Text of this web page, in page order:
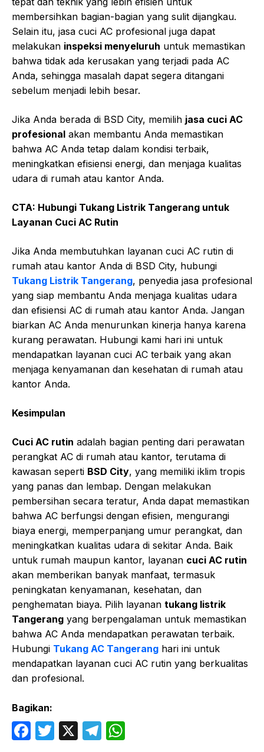
membersihkan bagian-bagian yang sulit dijangkau.
Selain itu, jasa cuci AC profesional juga dapat
melakukan inspeksi menyeluruh untuk memastikan
bahwa tidak ada kerusakan yang terjadi pada AC
Anda, sehingga masalah dapat segera ditangani
sebelum menjadi lebih besar.
Jika Anda berada di BSD City, memilih jasa cuci AC
profesional akan membantu Anda memastikan
bahwa AC Anda tetap dalam kondisi terbaik,
meningkatkan efisiensi energi, dan menjaga kualitas
udara di rumah atau kantor Anda.
CTA: Hubungi Tukang Listrik Tangerang untuk
Layanan Cuci AC Rutin
Jika Anda membutuhkan layanan cuci AC rutin di
rumah atau kantor Anda di BSD City, hubungi
Tukang Listrik Tangerang, penyedia jasa profesional
yang siap membantu Anda menjaga kualitas udara
dan efisiensi AC di rumah atau kantor Anda. Jangan
biarkan AC Anda menurunkan kinerja hanya karena
kurang perawatan. Hubungi kami hari ini untuk
mendapatkan layanan cuci AC terbaik yang akan
menjaga kenyamanan dan kesehatan di rumah atau
kantor Anda.
Kesimpulan
Cuci AC rutin adalah bagian penting dari perawatan
perangkat AC di rumah atau kantor, terutama di
kawasan seperti BSD City, yang memiliki iklim tropis
yang panas dan lembap. Dengan melakukan
pembersihan secara teratur, Anda dapat memastikan
bahwa AC berfungsi dengan efisien, mengurangi
biaya energi, memperpanjang umur perangkat, dan
meningkatkan kualitas udara di sekitar Anda. Baik
untuk rumah maupun kantor, layanan cuci AC rutin
akan memberikan banyak manfaat, termasuk
peningkatan kenyamanan, kesehatan, dan
penghematan biaya. Pilih layanan tukang listrik
Tangerang yang berpengalaman untuk memastikan
bahwa AC Anda mendapatkan perawatan terbaik.
Hubungi Tukang AC Tangerang hari ini untuk
mendapatkan layanan cuci AC rutin yang berkualitas
dan profesional.
Bagikan:
F
T
X
T